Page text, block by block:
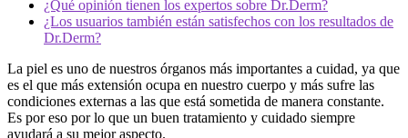
¿Qué opinión tienen los expertos sobre Dr.Derm?
¿Los usuarios también están satisfechos con los resultados de
Dr.Derm?
La piel es uno de nuestros órganos más importantes a cuidad, ya que
es el que más extensión ocupa en nuestro cuerpo y más sufre las
condiciones externas a las que está sometida de manera constante.
Es por eso por lo que un buen tratamiento y cuidado siempre
ayudará a su mejor aspecto.